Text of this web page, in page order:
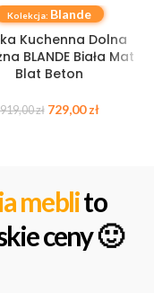
Kolekcja: Blande
Kuchenna Dolna
BLANDE Biała Mat
Blat Beton
919,00zł 729,00zł
meblito
ceny 🙂